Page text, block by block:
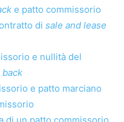
e patto commissorio
di sale and lease
e nullità del
back
e patto marciano